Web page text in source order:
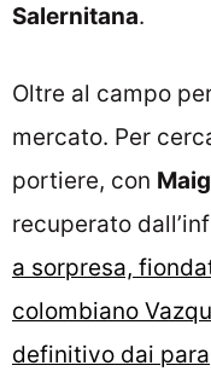
Salernitana.
Oltre al campo
mercato. Per
portiere, con
recuperato
a sorpresa,
colombiano
definitivo dai